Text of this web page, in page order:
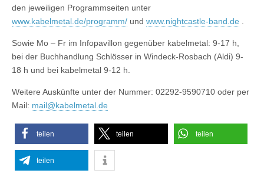
den jeweiligen Programmseiten unter
www.kabelmetal.de/programm/ und www.nightcastle-band.de
Sowie Mo – Fr im Infopavillon gegenüber kabelmetal: 9-17 h,
bei der Buchhandlung Schlösser in Windeck-Rosbach (Aldi) 9-
18 h und bei kabelmetal 9-12 h.
Weitere Auskünfte unter der Nummer: 02292-9590710 oder per
Mail: mail@kabelmetal.de
teilen teilen teilen
teilen